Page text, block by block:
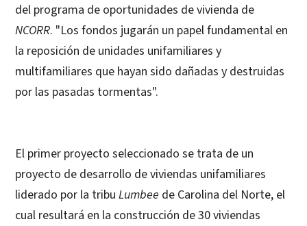
del programa de oportunidades de vivienda de
NCORR. "Los fondos jugarán un papel fundamental en
la reposición de unidades unifamiliares y
multifamiliares que hayan sido dañadas y destruidas
por las pasadas tormentas".
El primer proyecto seleccionado se trata de un
proyecto de desarrollo de viviendas unifamiliares
liderado por la tribu Lumbee de Carolina del Norte, el
cual resultará en la construcción de 30 viviendas